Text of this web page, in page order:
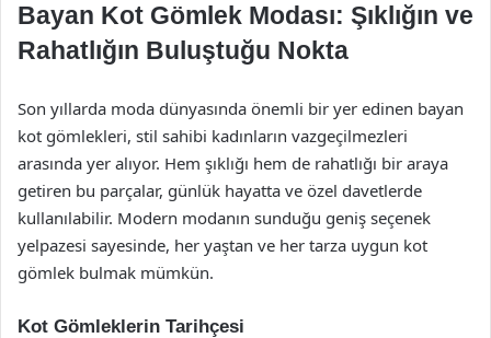
Bayan Kot Gömlek Modası: Şıklığın ve
Rahatlığın Buluştuğu Nokta
Son yıllarda moda dünyasında önemli bir yer edinen bayan
kot gömlekleri, stil sahibi kadınların vazgeçilmezleri
arasında yer alıyor. Hem şıklığı hem de rahatlığı bir araya
getiren bu parçalar, günlük hayatta ve özel davetlerde
kullanılabilir. Modern modanın sunduğu geniş seçenek
yelpazesi sayesinde, her yaştan ve her tarza uygun kot
gömlek bulmak mümkün.
Kot Gömleklerin Tarihçesi